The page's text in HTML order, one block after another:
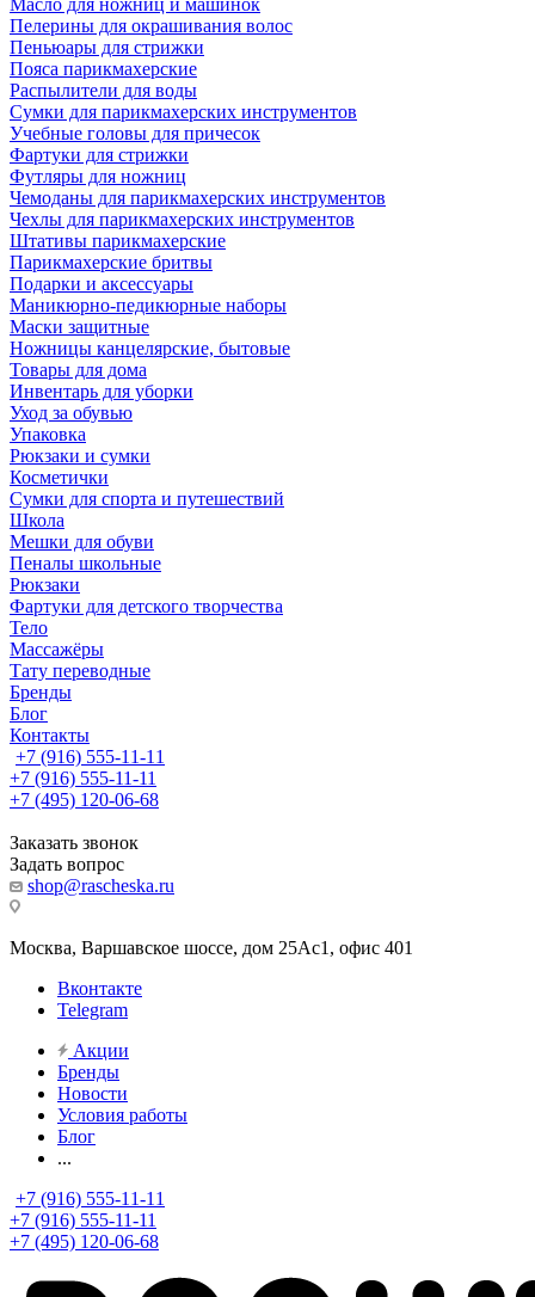
Масло для ножниц и машинок
Пелерины для окрашивания волос
Пеньюары для стрижки
Пояса парикмахерские
Распылители для воды
Сумки для парикмахерских инструментов
Учебные головы для причесок
Фартуки для стрижки
Футляры для ножниц
Чемоданы для парикмахерских инструментов
Чехлы для парикмахерских инструментов
Штативы парикмахерские
Парикмахерские бритвы
Подарки и аксессуары
Маникюрно-педикюрные наборы
Маски защитные
Ножницы канцелярские, бытовые
Товары для дома
Инвентарь для уборки
Уход за обувью
Упаковка
Рюкзаки и сумки
Косметички
Сумки для спорта и путешествий
Школа
Мешки для обуви
Пеналы школьные
Рюкзаки
Фартуки для детского творчества
Тело
Массажёры
Тату переводные
Бренды
Блог
Контакты
+7 (916) 555-11-11
+7 (916) 555-11-11
+7 (495) 120-06-68
Заказать звонок
Задать вопрос
shop@rascheska.ru
Москва, Варшавское шоссе, дом 25Аc1, офис 401
Вконтакте
Telegram
Акции
Бренды
Новости
Условия работы
Блог
...
+7 (916) 555-11-11
+7 (916) 555-11-11
+7 (495) 120-06-68